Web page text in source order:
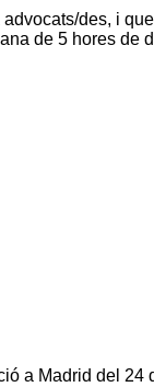
des, i
de 5 hores de
a Madrid del